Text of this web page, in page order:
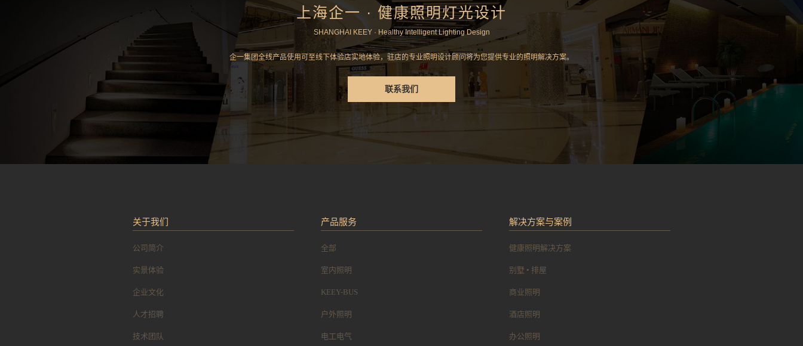
上海企一 · 健康照明灯光设计
SHANGHAI KEEY · Healthy Intelligent Lighting Design
企一集团全线产品使用可至线下体验店实地体验，驻店的专业照明设计顾问将为您提供专业的照明解决方案。
联系我们
关于我们
公司简介
实景体验
企业文化
人才招聘
技术团队
产品服务
全部
室内照明
KEEY-BUS
户外照明
电工电气
解决方案与案例
健康照明解决方案
别墅 • 排屋
商业照明
酒店照明
办公照明